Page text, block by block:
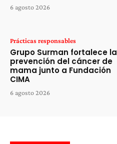
6 agosto 2026
Prácticas responsables
Grupo Surman fortalece la
prevención del cáncer de
mama junto a Fundación
CIMA
6 agosto 2026